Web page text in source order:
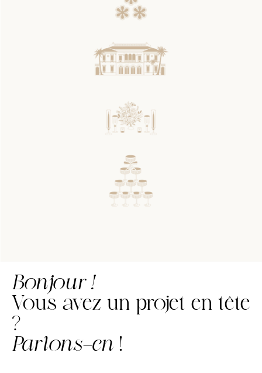
Bonjour !
Vous avez un projet en tête
?
Parlons-en !